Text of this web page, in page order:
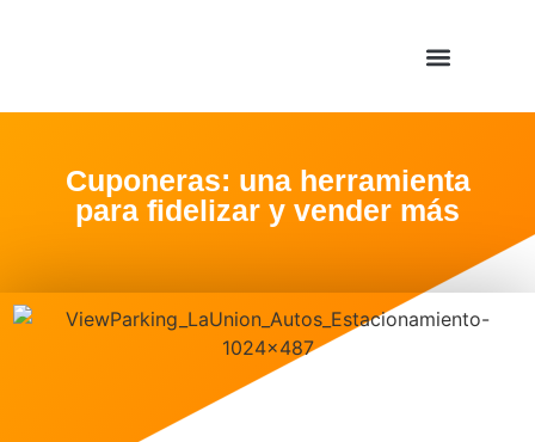
Cuponeras: una herramienta
para fidelizar y vender más